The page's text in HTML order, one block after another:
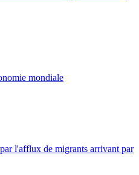
mondiale
l'afflux de migrants arrivant par